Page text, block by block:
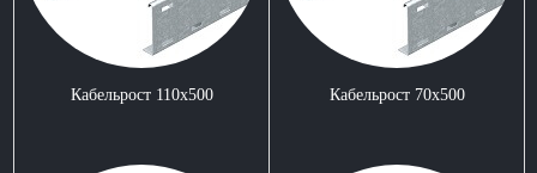
Кабельрост 110x500 Кабельрост 70x500